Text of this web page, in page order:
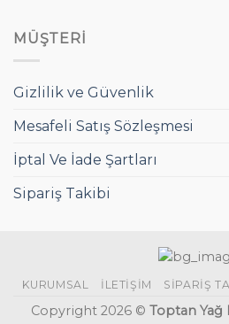
MÜŞTERI
Gizlilik ve Güvenlik
Mesafeli Satış Sözleşmesi
İptal Ve İade Şartları
Sipariş Takibi
KURUMSAL İLETIŞIM SIPARIŞ
Copyright 2026 © Toptan Yağ